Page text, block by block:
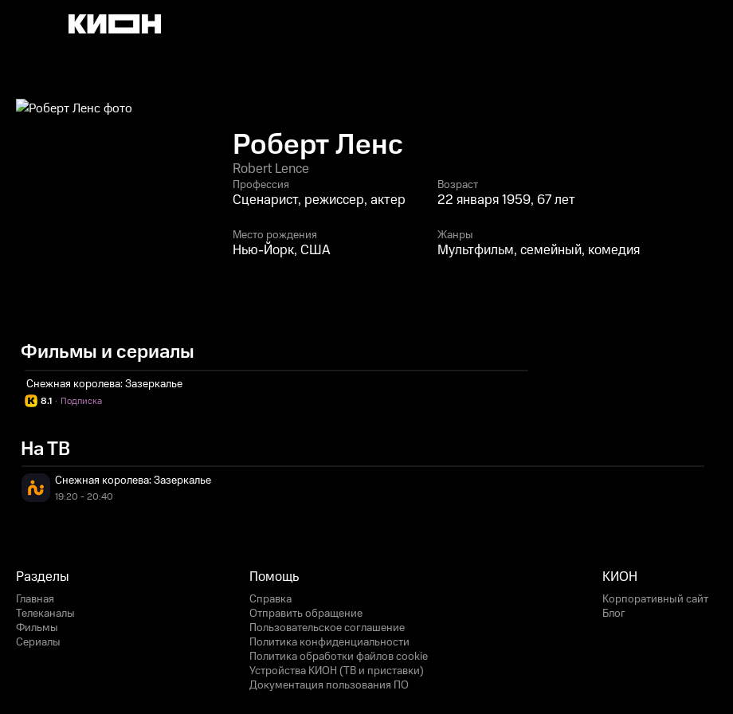
Роберт Ленс
Robert Lence
Профессия
Сценарист, режиссер, актер
Возраст
22 января 1959, 67 лет
Место рождения
Нью-Йорк, США
Жанры
Мультфильм, семейный, комедия
Фильмы и сериалы
Снежная королева: Зазеркалье
8.1 Подписка
·
На ТВ
Снежная королева: Зазеркалье
19:20 - 20:40
Разделы
Главная
Телеканалы
Фильмы
Сериалы
Помощь
Справка
Отправить обращение
Пользовательское соглашение
Политика конфиденциальности
Политика обработки файлов cookie
Устройства КИОН (ТВ и приставки)
Документация пользования ПО
КИОН
Корпоративный сайт
Блог